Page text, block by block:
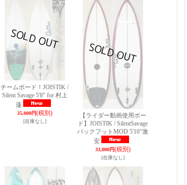
チームボード！JOISTIK /
Silent Savage 5'8" for 村上
蓮
35,000円(税別)
[在庫なし]
【ライダー動画使用ボー
ド】JOISTIK / SilentSavage
バックフットMOD 5'10"激
安
33,000円(税別)
[在庫なし]